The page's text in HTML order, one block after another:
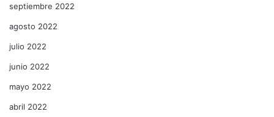
septiembre 2022
agosto 2022
julio 2022
junio 2022
mayo 2022
abril 2022